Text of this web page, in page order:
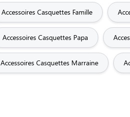
Accessoires Casquettes Famille
Accessoires Casquettes Papa
Accessoires Casquettes Marraine